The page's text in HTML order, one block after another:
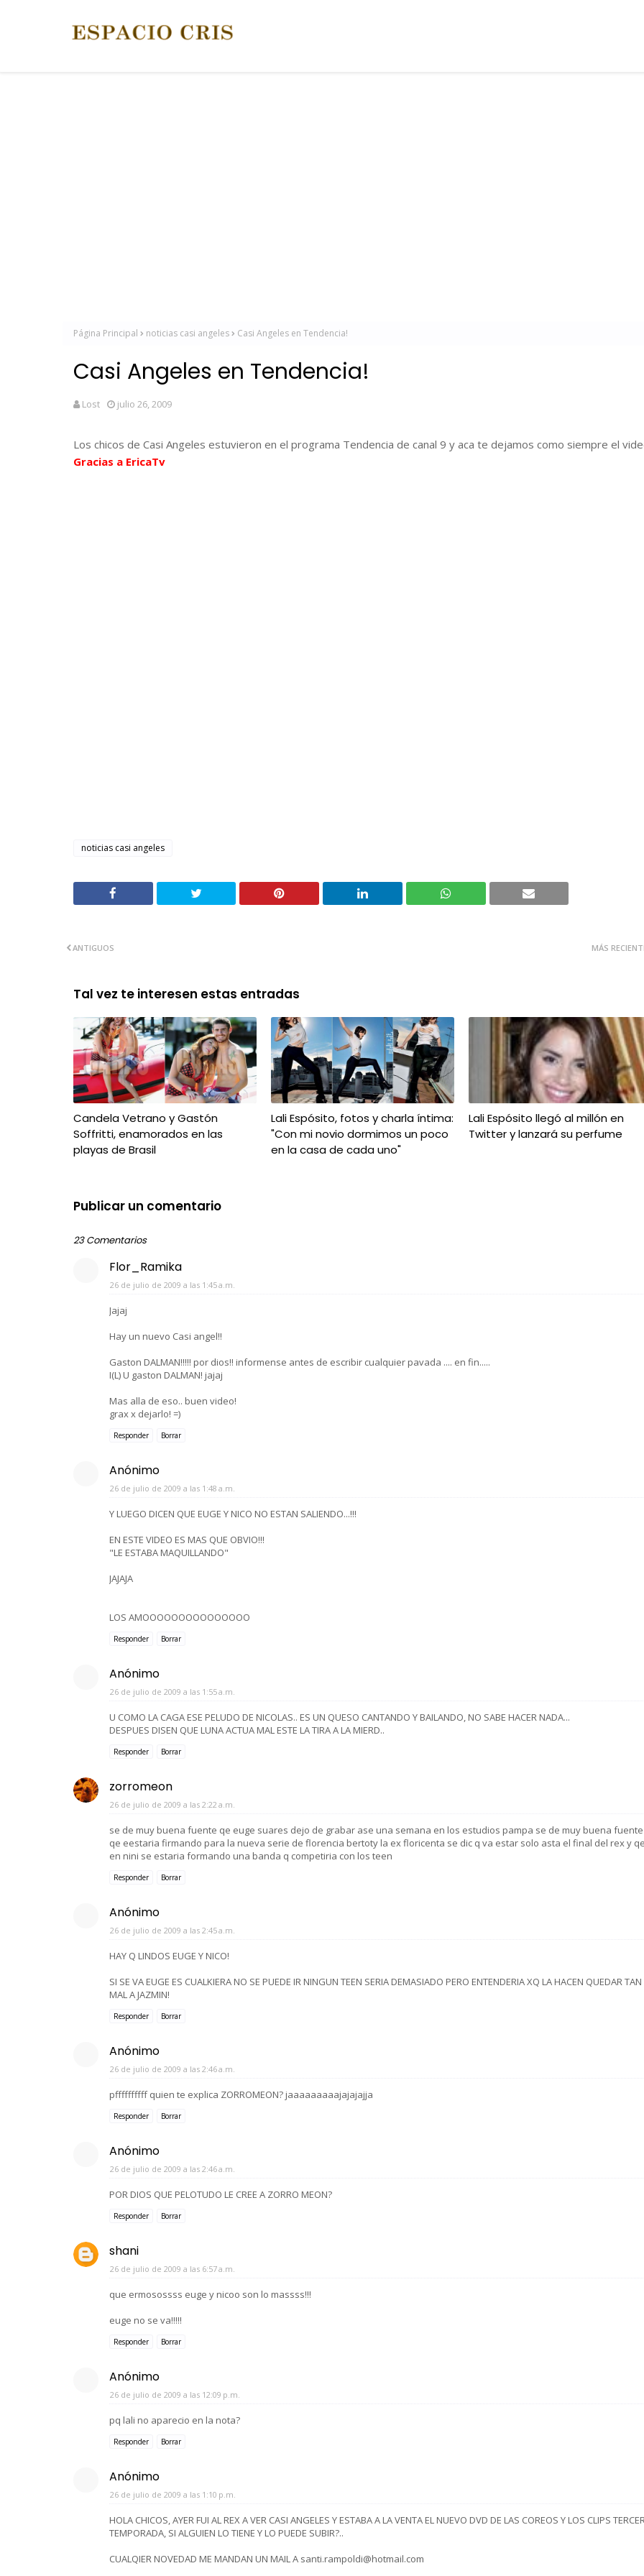
Página Principal noticias casi angeles Casi Angeles en Tendencia!
Casi Angeles en Tendencia!
Lost julio 26, 2009
Los chicos de Casi Angeles estuvieron en el programa Tendencia de canal 9 y aca te dejamos como siempre el
Gracias a EricaTv
noticias casi angeles
MÁS
ANTIGUOS
Tal vez te interesen estas entradas
Candela Vetrano y Gastón
Soffritti, enamorados en las
playas de Brasil
Lali Espósito, fotos y charla íntima:
"Con mi novio dormimos un poco
en la casa de cada uno"
Lali Espósito llegó al millón en
Twitter y lanzará su perfume
Publicar un comentario
23 Comentarios
Flor_Ramika
26 de julio de 2009 a las 1:45 a.m.
Jajaj
Hay un nuevo Casi angel!!
Gaston DALMAN!!!!! por dios!! informense antes de escribir cualquier pavada .... en fin.....
I(L) U gaston DALMAN! jajaj
Mas alla de eso.. buen video!
grax x dejarlo! =)
Responder Borrar
Anónimo
26 de julio de 2009 a las 1:48 a.m.
Y LUEGO DICEN QUE EUGE Y NICO NO ESTAN SALIENDO...!!!
EN ESTE VIDEO ES MAS QUE OBVIO!!!
"LE ESTABA MAQUILLANDO"
JAJAJA
LOS AMOOOOOOOOOOOOOOO
Responder Borrar
Anónimo
26 de julio de 2009 a las 1:55 a.m.
U COMO LA CAGA ESE PELUDO DE NICOLAS.. ES UN QUESO CANTANDO Y BAILANDO, NO SABE HACER NADA...
DESPUES DISEN QUE LUNA ACTUA MAL ESTE LA TIRA A LA MIERD..
Responder Borrar
zorromeon
26 de julio de 2009 a las 2:22 a.m.
se de muy buena fuente qe euge suares dejo de grabar ase una semana en los estudios pampa se de muy buena fuente
qe eestaria firmando para la nueva serie de florencia bertoty la ex floricenta se dic q va estar solo asta el final del rex y
en nini se estaria formando una banda q competiria con los teen
Responder Borrar
Anónimo
26 de julio de 2009 a las 2:45 a.m.
HAY Q LINDOS EUGE Y NICO!
SI SE VA EUGE ES CUALKIERA NO SE PUEDE IR NINGUN TEEN SERIA DEMASIADO PERO ENTENDERIA XQ LA HACEN QUEDAR TAN
MAL A JAZMIN!
Responder Borrar
Anónimo
26 de julio de 2009 a las 2:46 a.m.
pffffffffff quien te explica ZORROMEON? jaaaaaaaaajajajajja
Responder Borrar
Anónimo
26 de julio de 2009 a las 2:46 a.m.
POR DIOS QUE PELOTUDO LE CREE A ZORRO MEON?
Responder Borrar
shani
26 de julio de 2009 a las 6:57 a.m.
que ermosossss euge y nicoo son lo massss!!!
euge no se va!!!!!
Responder Borrar
Anónimo
26 de julio de 2009 a las 12:09 p.m.
pq lali no aparecio en la nota?
Responder Borrar
Anónimo
26 de julio de 2009 a las 1:10 p.m.
HOLA CHICOS, AYER FUI AL REX A VER CASI ANGELES Y ESTABA A LA VENTA EL NUEVO DVD DE LAS COREOS Y LOS CLIPS
TEMPORADA, SI ALGUIEN LO TIENE Y LO PUEDE SUBIR?..
CUALQIER NOVEDAD ME MANDAN UN MAIL A santi.rampoldi@hotmail.com